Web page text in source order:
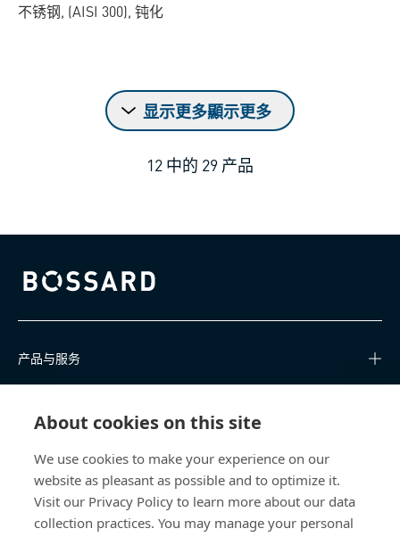
About cookies on this site
We use cookies to make your experience on our
website as pleasant as possible and to optimize it.
Visit our Privacy Policy to learn more about our data
collection practices. You may manage your personal
不锈钢, (AISI 300), 钝化
显示更多顯示更多
12 中的 29 产品
Bossard homepage
产品与服务
关于我们